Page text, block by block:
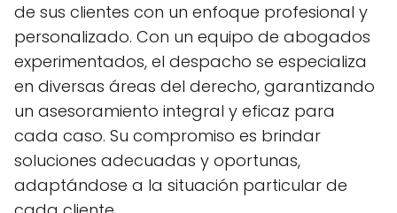
de sus clientes con un enfoque profesional y
personalizado. Con un equipo de abogados
experimentados, el despacho se especializa
en diversas áreas del derecho, garantizando
un asesoramiento integral y eficaz para
cada caso. Su compromiso es brindar
soluciones adecuadas y oportunas,
adaptándose a la situación particular de